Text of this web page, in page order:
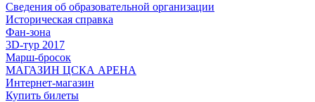
Сведения об образовательной организации
Историческая справка
Фан-зона
3D-тур 2017
Марш-бросок
МАГАЗИН ЦСКА АРЕНА
Интернет-магазин
Купить билеты